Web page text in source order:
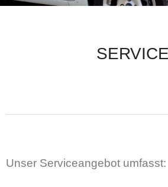
Anfahrt
SERVICE
Unser Serviceangebot umfasst: